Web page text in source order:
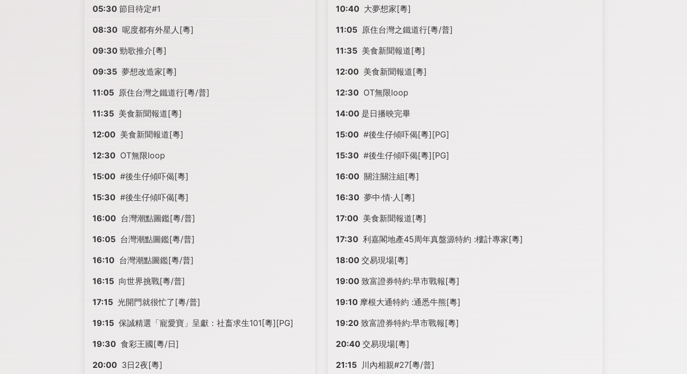
05:30 節目待定#1
08:30 呢度都有外星人[粵]
09:30 勁歌推介[粵]
09:35 夢想改造家[粵]
11:05 原住台灣之鐵道行[粵/普]
11:35 美食新聞報道[粵]
12:00 美食新聞報道[粵]
12:30 OT無限loop
15:00 #後生仔傾吓偈[粵]
15:30 #後生仔傾吓偈[粵]
16:00 台灣潮點圖鑑[粵/普]
16:05 台灣潮點圖鑑[粵/普]
16:10 台灣潮點圖鑑[粵/普]
16:15 向世界挑戰[粵/普]
17:15 光開門就很忙了[粵/普]
19:15 保誠精選「寵愛寶」呈獻：社畜求生101[粵][PG]
19:30 食彩王國[粵/日]
20:00 3日2夜[粵]
10:40 大夢想家[粵]
11:05 原住台灣之鐵道行[粵/普]
11:35 美食新聞報道[粵]
12:00 美食新聞報道[粵]
12:30 OT無限loop
14:00 是日播映完畢
15:00 #後生仔傾吓偈[粵][PG]
15:30 #後生仔傾吓偈[粵][PG]
16:00 關注關注組[粵]
16:30 夢中·情·人[粵]
17:00 美食新聞報道[粵]
17:30 利嘉閣地產45周年真盤源特約 :樓計專家[粵]
18:00 交易現場[粵]
19:00 致富證券特約:早市戰報[粵]
19:10 摩根大通特約 :通悉牛熊[粵]
19:20 致富證券特約:早市戰報[粵]
20:40 交易現場[粵]
21:15 川內相親#27[粵/普]